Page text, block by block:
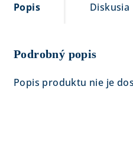
Popis Diskusia
Podrobný popis
Popis produktu nie je